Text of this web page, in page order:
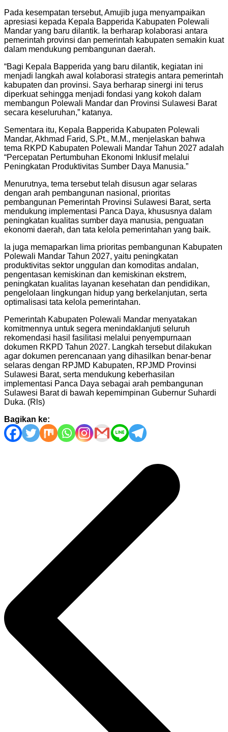
Pada kesempatan tersebut, Amujib juga menyampaikan
apresiasi kepada Kepala Bapperida Kabupaten Polewali
Mandar yang baru dilantik. Ia berharap kolaborasi antara
pemerintah provinsi dan pemerintah kabupaten semakin kuat
dalam mendukung pembangunan daerah.
“Bagi Kepala Bapperida yang baru dilantik, kegiatan ini
menjadi langkah awal kolaborasi strategis antara pemerintah
kabupaten dan provinsi. Saya berharap sinergi ini terus
diperkuat sehingga menjadi fondasi yang kokoh dalam
membangun Polewali Mandar dan Provinsi Sulawesi Barat
secara keseluruhan,” katanya.
Sementara itu, Kepala Bapperida Kabupaten Polewali
Mandar, Akhmad Farid, S.Pt., M.M., menjelaskan bahwa
tema RKPD Kabupaten Polewali Mandar Tahun 2027 adalah
“Percepatan Pertumbuhan Ekonomi Inklusif melalui
Peningkatan Produktivitas Sumber Daya Manusia.”
Menurutnya, tema tersebut telah disusun agar selaras
dengan arah pembangunan nasional, prioritas
pembangunan Pemerintah Provinsi Sulawesi Barat, serta
mendukung implementasi Panca Daya, khususnya dalam
peningkatan kualitas sumber daya manusia, penguatan
ekonomi daerah, dan tata kelola pemerintahan yang baik.
Ia juga memaparkan lima prioritas pembangunan Kabupaten
Polewali Mandar Tahun 2027, yaitu peningkatan
produktivitas sektor unggulan dan komoditas andalan,
pengentasan kemiskinan dan kemiskinan ekstrem,
peningkatan kualitas layanan kesehatan dan pendidikan,
pengelolaan lingkungan hidup yang berkelanjutan, serta
optimalisasi tata kelola pemerintahan.
Pemerintah Kabupaten Polewali Mandar menyatakan
komitmennya untuk segera menindaklanjuti seluruh
rekomendasi hasil fasilitasi melalui penyempurnaan
dokumen RKPD Tahun 2027. Langkah tersebut dilakukan
agar dokumen perencanaan yang dihasilkan benar-benar
selaras dengan RPJMD Kabupaten, RPJMD Provinsi
Sulawesi Barat, serta mendukung keberhasilan
implementasi Panca Daya sebagai arah pembangunan
Sulawesi Barat di bawah kepemimpinan Gubernur Suhardi
Duka. (Rls)
Bagikan ke: